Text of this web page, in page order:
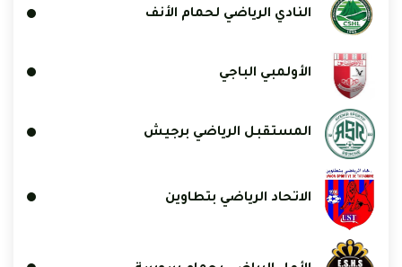
النادي الرياضي لحمام الأنف
الأولمبي الباجي
المستقبل الرياضي برجيش
الاتحاد الرياضي بتطاوين